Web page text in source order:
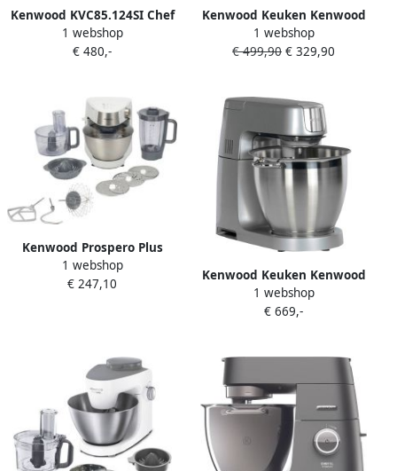
Kenwood KVC85.124SI Chef
Baker multifunctionele 2
kommen 5L en 3 5L 1200W
1 webshop
€ 480,-
Kenwood Keuken Kenwood
Chef XL KVL4170S
Keukenmachine
1 webshop
€ 499,90 € 329,90
Kenwood Prospero Plus
KHC29.H0WH |
Keukenrobots |
1 webshop
€ 247,10
Kenwood Keuken Kenwood
Chef Elite XL KVL6320S
Keukenmachine
1 webshop
€ 669,-